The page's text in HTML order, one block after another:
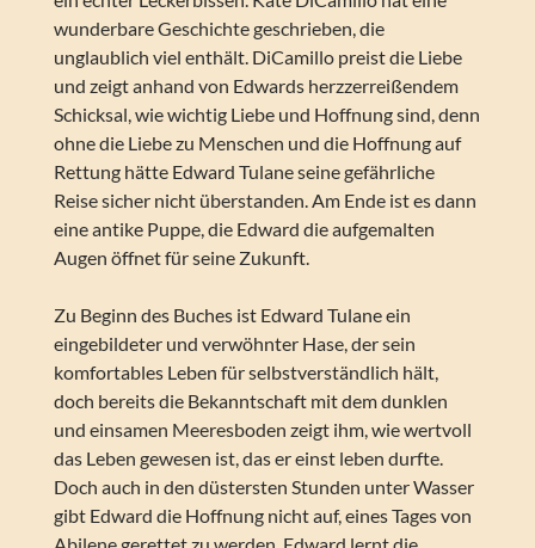
wunderbare Geschichte geschrieben, die
unglaublich viel enthält. DiCamillo preist die Liebe
und zeigt anhand von Edwards herzzerreißendem
Schicksal, wie wichtig Liebe und Hoffnung sind, denn
ohne die Liebe zu Menschen und die Hoffnung auf
Rettung hätte Edward Tulane seine gefährliche
Reise sicher nicht überstanden. Am Ende ist es dann
eine antike Puppe, die Edward die aufgemalten
Augen öffnet für seine Zukunft.
Zu Beginn des Buches ist Edward Tulane ein
eingebildeter und verwöhnter Hase, der sein
komfortables Leben für selbstverständlich hält,
doch bereits die Bekanntschaft mit dem dunklen
und einsamen Meeresboden zeigt ihm, wie wertvoll
das Leben gewesen ist, das er einst leben durfte.
Doch auch in den düstersten Stunden unter Wasser
gibt Edward die Hoffnung nicht auf, eines Tages von